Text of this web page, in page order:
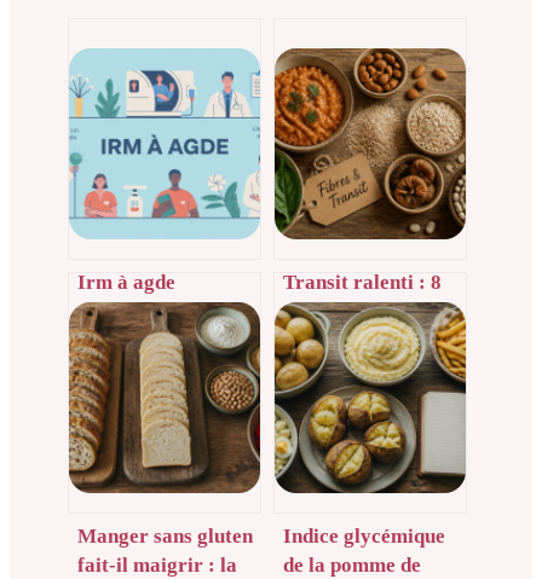
Irm à agde
comment se déroule
l’examen et où
prendre rendez-
vous
Transit ralenti : 8
aliments riches en
fibres pour
retrouver un
confort digestif
durable
Manger sans gluten
fait-il maigrir : la
Indice glycémique
de la pomme de